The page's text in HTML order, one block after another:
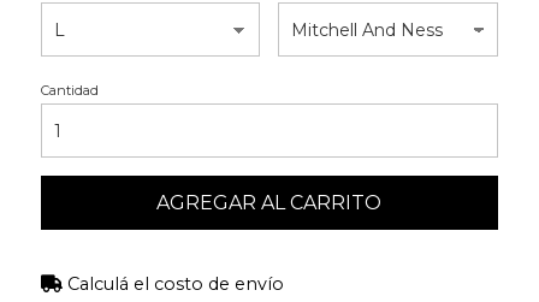
Cantidad
AGREGAR AL CARRITO
Calculá el costo de envío